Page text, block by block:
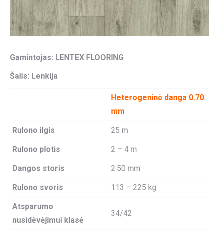
Gamintojas: LENTEX FLOORING
Šalis: Lenkija
Heterogeninė danga 0.70
mm
Rulono ilgis 25 m
Rulono plotis 2 – 4 m
Dangos storis 2.50 mm
Rulono svoris 113 – 225 kg
Atsparumo
nusidėvėjimui klasė
34/42